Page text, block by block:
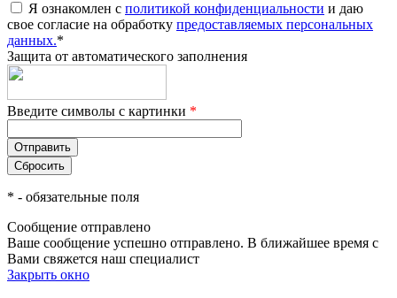
Я ознакомлен с политикой конфиденциальности и даю
свое согласие на обработку предоставляемых персональных
данных.*
Защита от автоматического заполнения
Введите символы с картинки *
* - обязательные поля
Сообщение отправлено
Ваше сообщение успешно отправлено. В ближайшее время с
Вами свяжется наш специалист
Закрыть окно